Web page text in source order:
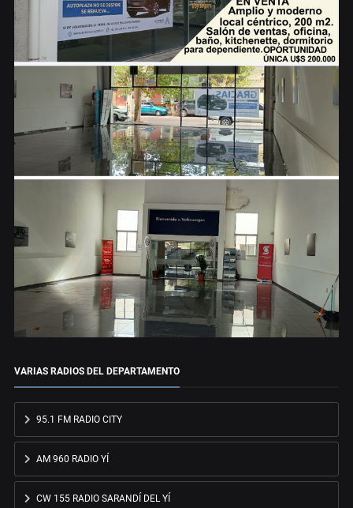
VARIAS RADIOS DEL DEPARTAMENTO
95.1 FM RADIO CITY
AM 960 RADIO YÍ
CW 155 RADIO SARANDÍ DEL YÍ